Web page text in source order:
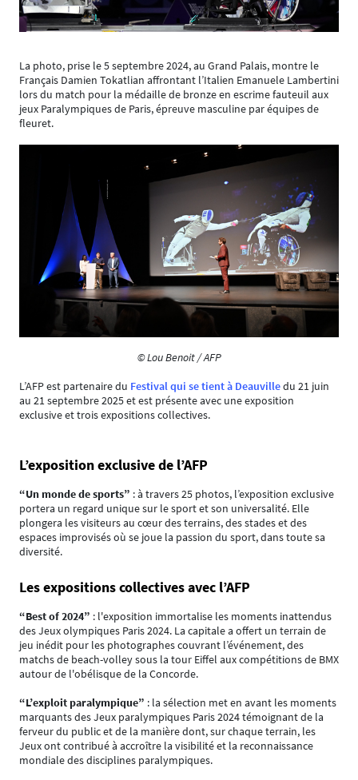
La photo, prise le 5 septembre 2024, au Grand Palais, montre le
Français Damien Tokatlian affrontant l’Italien Emanuele Lambertini
lors du match pour la médaille de bronze en escrime fauteuil aux
jeux Paralympiques de Paris, épreuve masculine par équipes de
fleuret.
© Lou Benoit / AFP
L’AFP est partenaire du Festival qui se tient à Deauvilledu 21 juin
au 21 septembre 2025 et est présente avec une exposition
exclusive et trois expositions collectives.
L’exposition exclusive de l’AFP
“Un monde de sports” : à travers 25 photos, l’exposition exclusive
portera un regard unique sur le sport et son universalité. Elle
plongera les visiteurs au cœur des terrains, des stades et des
espaces improvisés où se joue la passion du sport, dans toute sa
diversité.
Les expositions collectives avec l’AFP
“Best of 2024” : l'exposition immortalise les moments inattendus
des Jeux olympiques Paris 2024. La capitale a offert un terrain de
jeu inédit pour les photographes couvrant l’événement, des
matchs de beach-volley sous la tour Eiffel aux compétitions de BMX
autour de l'obélisque de la Concorde.
“L’exploit paralympique” : la sélection met en avant les moments
marquants des Jeux paralympiques Paris 2024 témoignant de la
ferveur du public et de la manière dont, sur chaque terrain, les
Jeux ont contribué à accroître la visibilité et la reconnaissance
mondiale des disciplines paralympiques.